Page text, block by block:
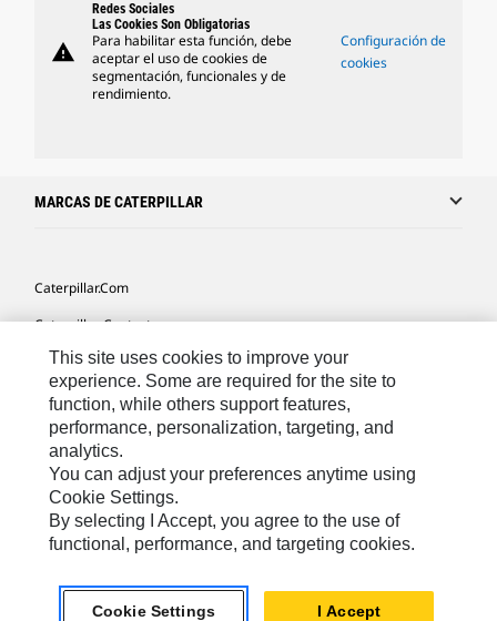
warning
Redes Sociales
Las Cookies Son Obligatorias
Para habilitar esta función, debe
aceptar el uso de cookies de
segmentación, funcionales y de
rendimiento.
Configuración de
cookies
MARCAS DE CATERPILLAR
Caterpillar.com
Caterpillar Contacto
Mis Preferencias De Marketing
Site Map
Cookie Settings
Legal
Privacy
This site uses cookies to improve your
experience. Some are required for the site to
function, while others support features,
performance, personalization, targeting, and
analytics.
You can adjust your preferences anytime using
Cookie Settings.
By selecting I Accept, you agree to the use of
functional, performance, and targeting cookies.
Cookie Settings I Accept